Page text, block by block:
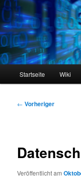
Zum
primären
Inhalt
springenphilocast
Startseite Wiki
Beitragsnavigation
← Vorheriger
Veröffentlicht am